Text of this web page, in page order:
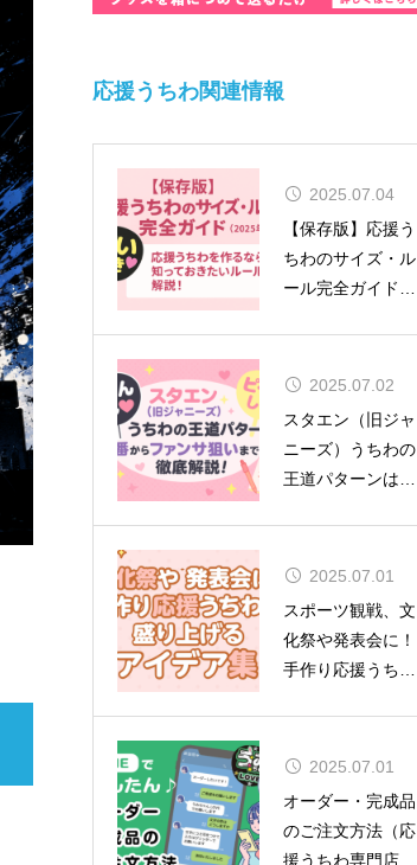
応援うちわ関連情報
2025.07.04
【保存版】応援う
ちわのサイズ・ル
ール完全ガイド
2025.07.02
スタエン（旧ジャ
ニーズ）うちわの
王道パターンは？
説！2025.07.01
スポーツ観戦、文
化祭や発表会に！
手作り応援うちわ
2025.07.01
オーダー・完成品
のご注文方法（応
援うちわ専門店